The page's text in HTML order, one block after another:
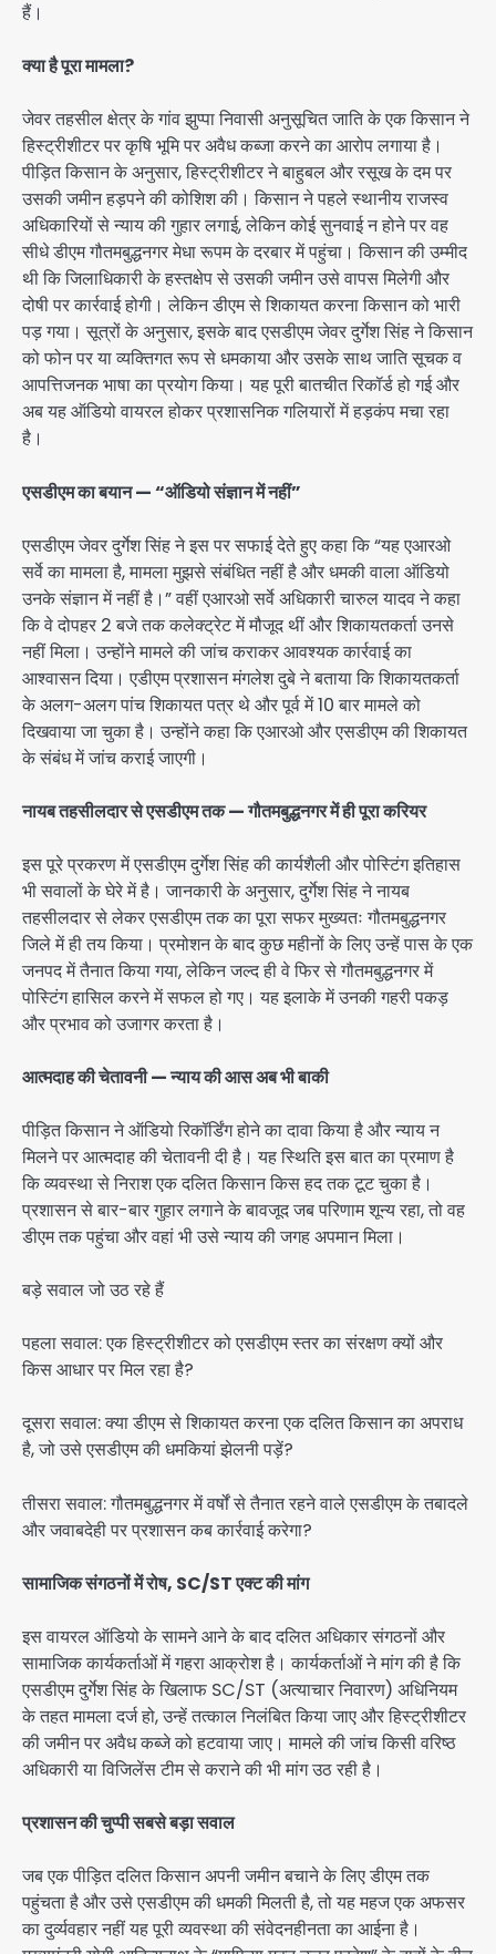
हैं।
क्या है पूरा मामला?
जेवर तहसील क्षेत्र के गांव झुप्पा निवासी अनुसूचित जाति के एक किसान ने
हिस्ट्रीशीटर पर कृषि भूमि पर अवैध कब्जा करने का आरोप लगाया है।
पीड़ित किसान के अनुसार, हिस्ट्रीशीटर ने बाहुबल और रसूख के दम पर
उसकी जमीन हड़पने की कोशिश की। किसान ने पहले स्थानीय राजस्व
अधिकारियों से न्याय की गुहार लगाई, लेकिन कोई सुनवाई न होने पर वह
सीधे डीएम गौतमबुद्धनगर मेधा रूपम के दरबार में पहुंचा। किसान की उम्मीद
थी कि जिलाधिकारी के हस्तक्षेप से उसकी जमीन उसे वापस मिलेगी और
दोषी पर कार्रवाई होगी। लेकिन डीएम से शिकायत करना किसान को भारी
पड़ गया। सूत्रों के अनुसार, इसके बाद एसडीएम जेवर दुर्गेश सिंह ने किसान
को फोन पर या व्यक्तिगत रूप से धमकाया और उसके साथ जाति सूचक व
आपत्तिजनक भाषा का प्रयोग किया। यह पूरी बातचीत रिकॉर्ड हो गई और
अब यह ऑडियो वायरल होकर प्रशासनिक गलियारों में हड़कंप मचा रहा
है।
एसडीएम का बयान — “ऑडियो संज्ञान में नहीं”
एसडीएम जेवर दुर्गेश सिंह ने इस पर सफाई देते हुए कहा कि “यह एआरओ
सर्वे का मामला है, मामला मुझसे संबंधित नहीं है और धमकी वाला ऑडियो
उनके संज्ञान में नहीं है।” वहीं एआरओ सर्वे अधिकारी चारुल यादव ने कहा
कि वे दोपहर 2 बजे तक कलेक्ट्रेट में मौजूद थीं और शिकायतकर्ता उनसे
नहीं मिला। उन्होंने मामले की जांच कराकर आवश्यक कार्रवाई का
आश्वासन दिया। एडीएम प्रशासन मंगलेश दुबे ने बताया कि शिकायतकर्ता
के अलग-अलग पांच शिकायत पत्र थे और पूर्व में 10 बार मामले को
दिखवाया जा चुका है। उन्होंने कहा कि एआरओ और एसडीएम की शिकायत
के संबंध में जांच कराई जाएगी।
नायब तहसीलदार से एसडीएम तक — गौतमबुद्धनगर में ही पूरा करियर
इस पूरे प्रकरण में एसडीएम दुर्गेश सिंह की कार्यशैली और पोस्टिंग इतिहास
भी सवालों के घेरे में है। जानकारी के अनुसार, दुर्गेश सिंह ने नायब
तहसीलदार से लेकर एसडीएम तक का पूरा सफर मुख्यतः गौतमबुद्धनगर
जिले में ही तय किया। प्रमोशन के बाद कुछ महीनों के लिए उन्हें पास के एक
जनपद में तैनात किया गया, लेकिन जल्द ही वे फिर से गौतमबुद्धनगर में
पोस्टिंग हासिल करने में सफल हो गए। यह इलाके में उनकी गहरी पकड़
और प्रभाव को उजागर करता है।
आत्मदाह की चेतावनी — न्याय की आस अब भी बाकी
पीड़ित किसान ने ऑडियो रिकॉर्डिंग होने का दावा किया है और न्याय न
मिलने पर आत्मदाह की चेतावनी दी है। यह स्थिति इस बात का प्रमाण है
कि व्यवस्था से निराश एक दलित किसान किस हद तक टूट चुका है।
प्रशासन से बार-बार गुहार लगाने के बावजूद जब परिणाम शून्य रहा, तो वह
डीएम तक पहुंचा और वहां भी उसे न्याय की जगह अपमान मिला।
बड़े सवाल जो उठ रहे हैं
पहला सवाल: एक हिस्ट्रीशीटर को एसडीएम स्तर का संरक्षण क्यों और
किस आधार पर मिल रहा है?
दूसरा सवाल: क्या डीएम से शिकायत करना एक दलित किसान का अपराध
है, जो उसे एसडीएम की धमकियां झेलनी पड़ें?
तीसरा सवाल: गौतमबुद्धनगर में वर्षों से तैनात रहने वाले एसडीएम के तबादले
और जवाबदेही पर प्रशासन कब कार्रवाई करेगा?
सामाजिक संगठनों में रोष, SC/ST एक्ट की मांग
इस वायरल ऑडियो के सामने आने के बाद दलित अधिकार संगठनों और
सामाजिक कार्यकर्ताओं में गहरा आक्रोश है। कार्यकर्ताओं ने मांग की है कि
एसडीएम दुर्गेश सिंह के खिलाफ SC/ST (अत्याचार निवारण) अधिनियम
के तहत मामला दर्ज हो, उन्हें तत्काल निलंबित किया जाए और हिस्ट्रीशीटर
की जमीन पर अवैध कब्जे को हटवाया जाए। मामले की जांच किसी वरिष्ठ
अधिकारी या विजिलेंस टीम से कराने की भी मांग उठ रही है।
प्रशासन की चुप्पी सबसे बड़ा सवाल
जब एक पीड़ित दलित किसान अपनी जमीन बचाने के लिए डीएम तक
पहुंचता है और उसे एसडीएम की धमकी मिलती है, तो यह महज एक अफसर
का दुर्व्यवहार नहीं यह पूरी व्यवस्था की संवेदनहीनता का आईना है।